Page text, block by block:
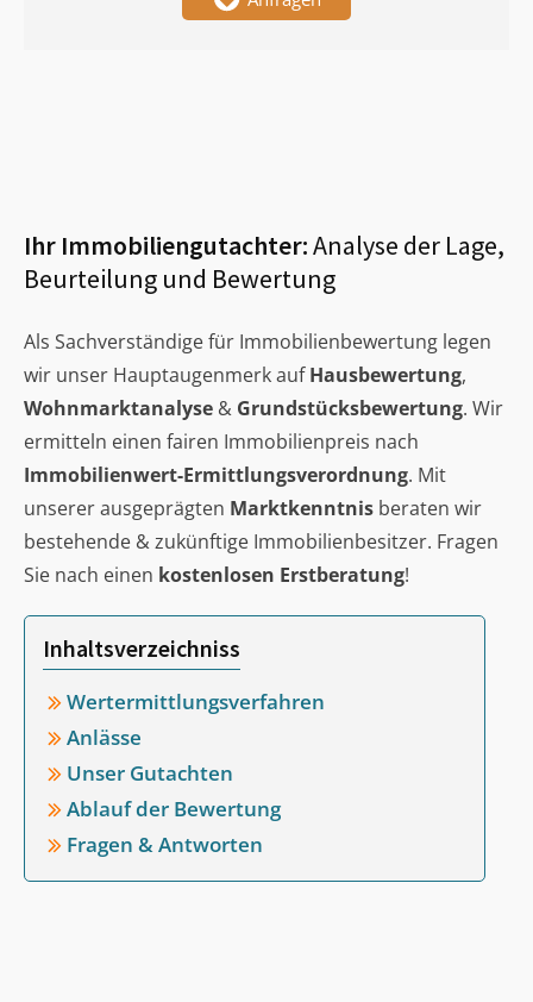
Ihr Immobiliengutachter:Analyse der Lage,
Beurteilung und Bewertung
Als Sachverständige für Immobilienbewertung legen
wir unser Hauptaugenmerk aufHausbewertung,
Wohnmarktanalyse & Grundstücksbewertung. Wir
ermitteln einen fairen Immobilienpreis nach
Immobilienwert-Ermittlungsverordnung. Mit
unserer ausgeprägten Marktkenntnis beraten wir
bestehende & zukünftige Immobilienbesitzer. Fragen
Sie nach einen kostenlosen Erstberatung!
Inhaltsverzeichniss
Wertermittlungsverfahren
Anlässe
Unser Gutachten
Ablauf der Bewertung
Fragen & Antworten